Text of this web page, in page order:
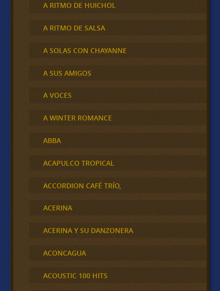
A RITMO DE HUICHOL
A RITMO DE SALSA
A SOLAS CON CHAYANNE
A SUS AMIGOS
A VOCES
A WINTER ROMANCE
ABBA
ACAPULCO TROPICAL
ACCORDION CAFÉ TRÍO,
ACERINA
ACERINA Y SU DANZONERA
ACONCAGUA
ACOUSTIC 100 HITS